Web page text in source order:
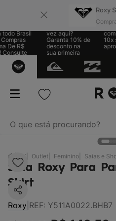
Roxy
todo Brasil
De R$
Consulte
vez aqui?
Garanta 10% de
desconto na
sua primeira
10x
RX Outlet Feminino Saias e
Saia Roxy Para
Skirt
Roxy REF: Y511A0022.BHB7
termos mais buscados
biquíni
2º
mochila
3º
moletom